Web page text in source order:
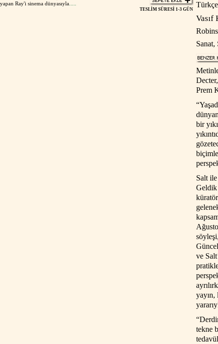
yapan Ray'i sinema dünyasıyla
TESLİM SÜRESİ 1-3 GÜN
Vasıf
Sanat,
Prem
bir
Salt
Geldik
ve
yayın,
tekne